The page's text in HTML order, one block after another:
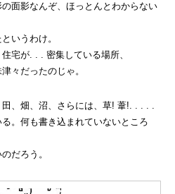
面影なんぞ、ほっとんとわからない
いうわけ。
宅が. . . 密集している場所、
々だったのじゃ。
、畑、沼、さらには、草! 葦!. . . . .
。何も書き込まれていないところ
だろう。